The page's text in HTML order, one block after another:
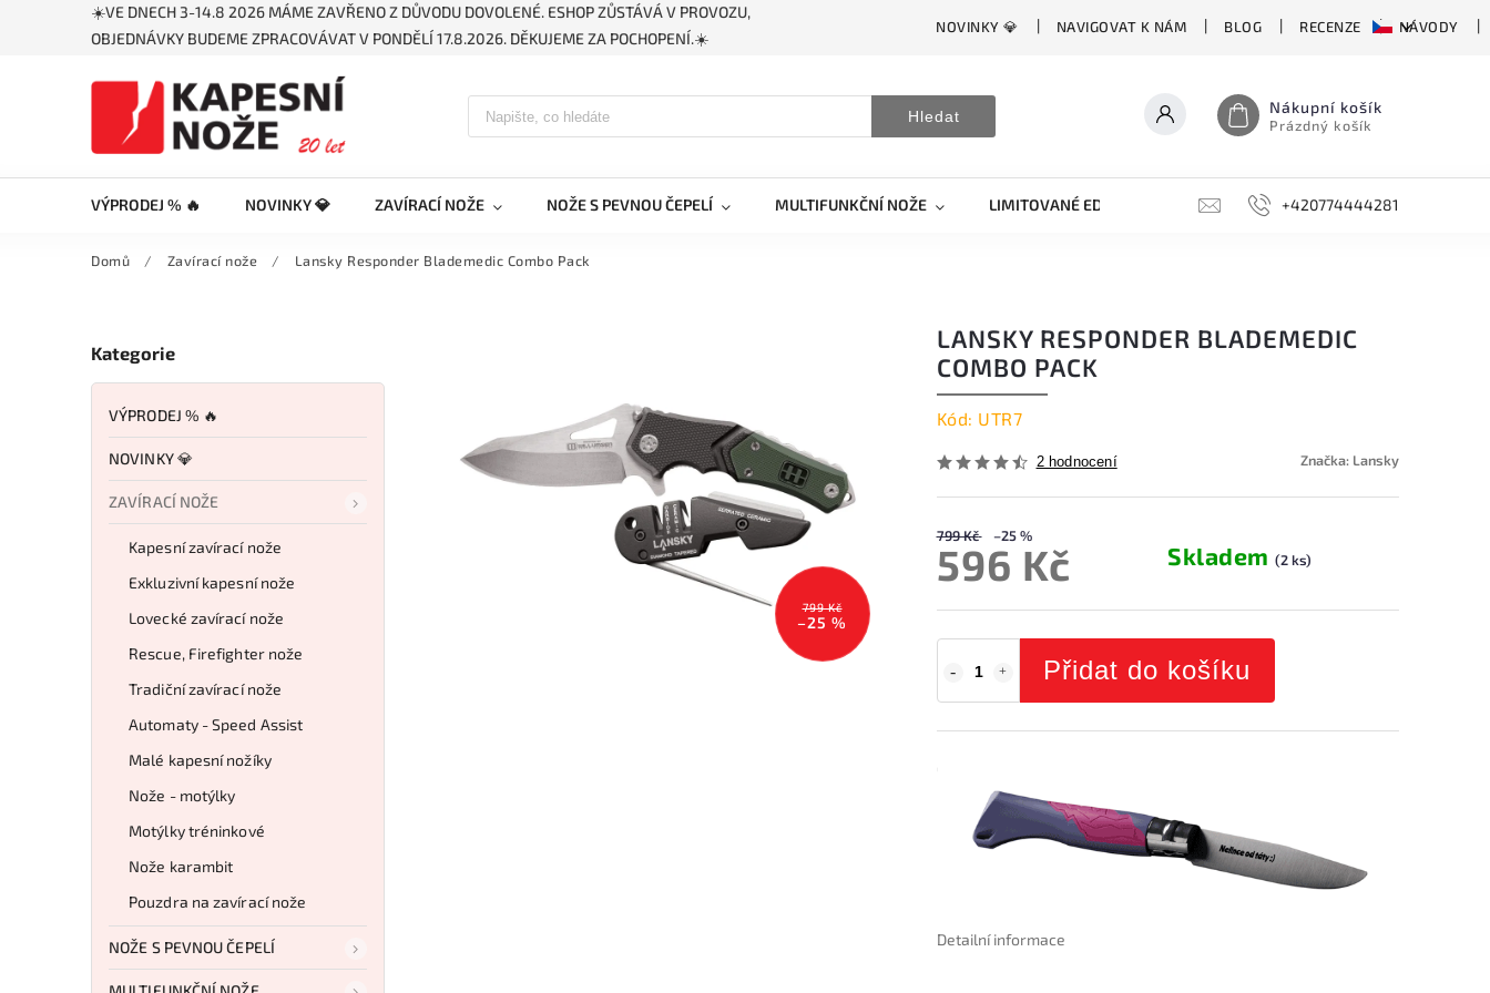
☀️VE DNECH 3-14.8 2026 MÁME ZAVŘENO Z DŮVODU DOVOLENÉ. ESHOP ZŮSTÁVÁ V PROVOZU,
OBJEDNÁVKY BUDEME ZPRACOVÁVAT V PONDĚLÍ 17.8.2026. DĚKUJEME ZA POCHOPENÍ.☀️
NOVINKY 💎 NAVIGOVAT K NÁM BLOG RECENZE NÁVODY
Hledat Nákupní košík
Prázdný košík
VÝPRODEJ % 🔥 NOVINKY 💎 ZAVÍRACÍ NOŽE NOŽE S PEVNOU ČEPELÍ MULTIFUNKČNÍ NOŽE LIMITOVANÉ EDICE BROUSKY, BRUSKY, OCÍLKY
+420774444281
Domů / Zavírací nože / Lansky Responder Blademedic Combo Pack
Kategorie
VÝPRODEJ % 🔥
NOVINKY 💎
ZAVÍRACÍ NOŽE
Kapesní zavírací nože
Exkluzivní kapesní nože
Lovecké zavírací nože
Rescue, Firefighter nože
Tradiční zavírací nože
Automaty - Speed Assist
Malé kapesní nožíky
Nože - motýlky
Motýlky tréninkové
Nože karambit
Pouzdra na zavírací nože
NOŽE S PEVNOU ČEPELÍ
799 Kč
–25 %
LANSKY RESPONDER BLADEMEDIC
COMBO PACK
Kód: UTR7
2 hodnocení Značka: Lansky
799 Kč –25 %
596 Kč Skladem(2 ks)
Přidat do košíku
Detailní informace